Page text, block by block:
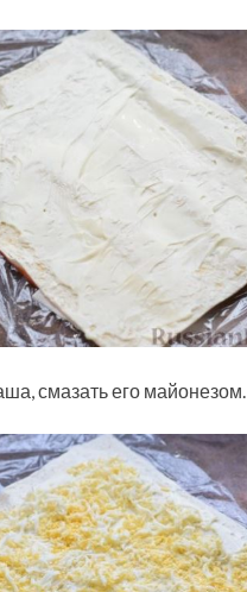
смазать его майонезом.